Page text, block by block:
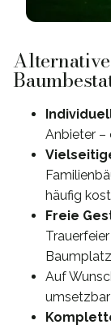
Anbieter –
häufig
Freie
Auf